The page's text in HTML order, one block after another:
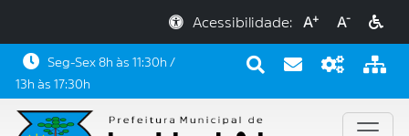
Acessibilidade: A+ A-
Seg-Sex 8h às 11:30h /
13h às 17:30h